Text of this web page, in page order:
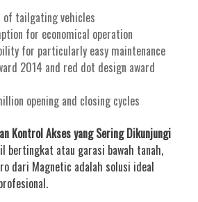
of tailgating vehicles
for economical operation
for particularly easy maintenance
2014 and red dot design award
opening and closing cycles
Kontrol Akses yang Sering Dikunjungi
bertingkat atau garasi bawah tanah,
dari Magnetic adalah solusi ideal